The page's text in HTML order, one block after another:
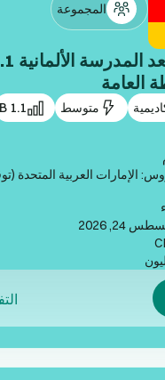
المجموعة
العامة
متوسط B 1.1
الإمارات العربية المتحدة
24, 2026